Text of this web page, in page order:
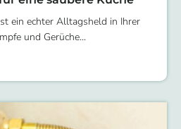
ein echter Alltagsheld in Ihrer
und Gerüche